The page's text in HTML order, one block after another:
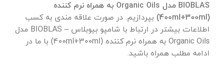
BIOBLAS مدل Organic Oils
به همراه نرم کننده
(400ml+300ml)
بپردازیم. در صورت علاقه مندی به کسب
اطلاعات بیشتر در ارتباط با شامپو بیوبلاس – BIOBLAS مدل
Organic Oils به همراه نرم کننده (400ml+300ml) با ما در
ادامه مطلب همراه باشید.